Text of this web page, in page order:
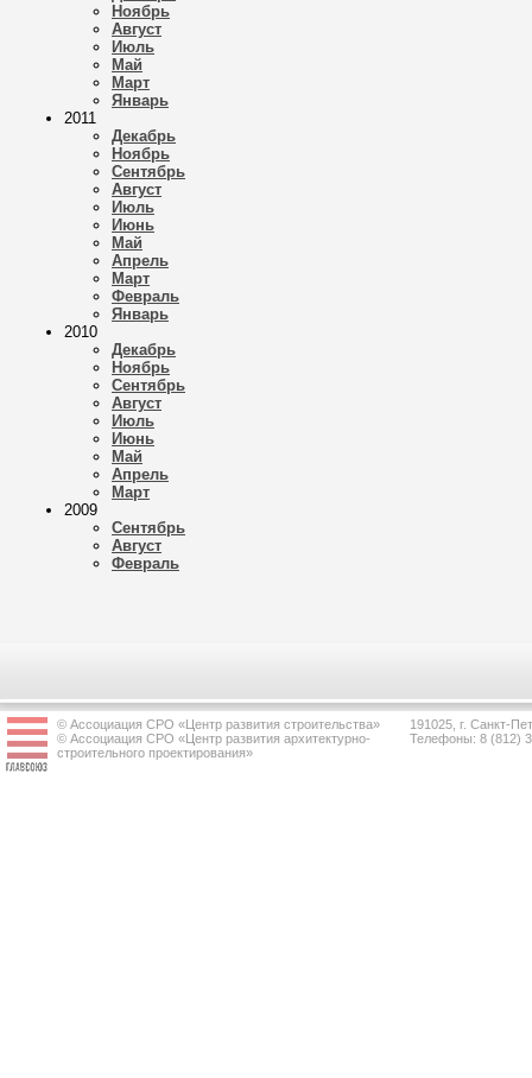
Ноябрь
Август
Июль
Май
Март
Январь
2011
Декабрь
Ноябрь
Сентябрь
Август
Июль
Июнь
Май
Апрель
Март
Февраль
Январь
2010
Декабрь
Ноябрь
Сентябрь
Август
Июль
Июнь
Май
Апрель
Март
2009
Сентябрь
Август
Февраль
© Ассоциация СРО «Центр развития строительства»
© Ассоциация СРО «Центр развития архитектурно-
строительного проектирования»
191025, г. Санкт-
Телефоны: 8 (812)